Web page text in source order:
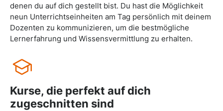
denen du auf dich gestellt bist. Du hast die Möglichkeit
neun Unterrichtseinheiten am Tag persönlich mit deinem
Dozenten zu kommunizieren, um die bestmögliche
Lernerfahrung und Wissensvermittlung zu erhalten.
Kurse, die perfekt auf dich
zugeschnitten sind